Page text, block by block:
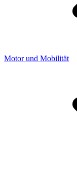
Motor und Mobilität